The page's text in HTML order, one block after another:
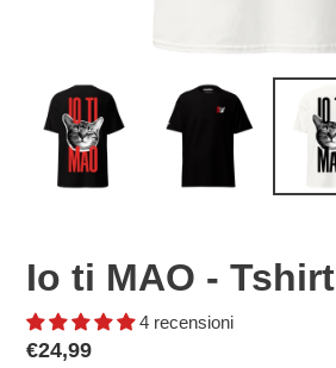
Io ti MAO - Tshirt
4 recensioni
Prezzo
€24,99